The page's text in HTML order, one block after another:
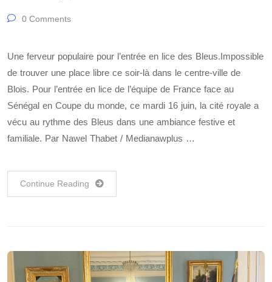
0 Comments
Une ferveur populaire pour l’entrée en lice des Bleus.Impossible
de trouver une place libre ce soir-là dans le centre-ville de
Blois. Pour l’entrée en lice de l’équipe de France face au
Sénégal en Coupe du monde, ce mardi 16 juin, la cité royale a
vécu au rythme des Bleus dans une ambiance festive et
familiale. Par Nawel Thabet / Medianawplus …
Continue Reading